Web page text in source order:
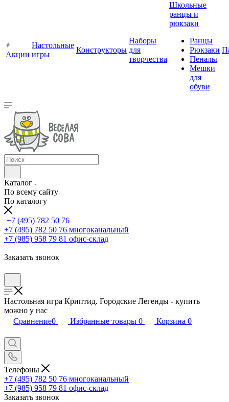
Акции
Настольные
игры
Конструкторы
Наборы
для
творчества
Школьные
ранцы и
рюкзаки
Ранцы
Рюкзаки
Пеналы
Мешки
для
обуви
Каталог
По всему сайту
По каталогу
+7 (495) 782 50 76
+7 (495) 782 50 76 многоканальный
+7 (985) 958 79 81 офис-склад
Заказать звонок
Настольная игра Криптид. Городские Легенды - купить
можно у нас
Сравнение0 Избранные товары 0 Корзина 0
Телефоны
+7 (495) 782 50 76 многоканальный
+7 (985) 958 79 81 офис-склад
Заказать звонок